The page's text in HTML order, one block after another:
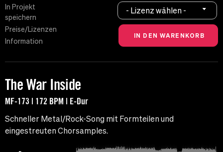
In Projekt
speichern
Preise/Lizenzen
Information
- Lizenz wählen -
The War Inside
MF-173 | 172 BPM | E-Dur
Schneller Metal/Rock-Song mit Formteilen und
eingestreuten Chorsamples.